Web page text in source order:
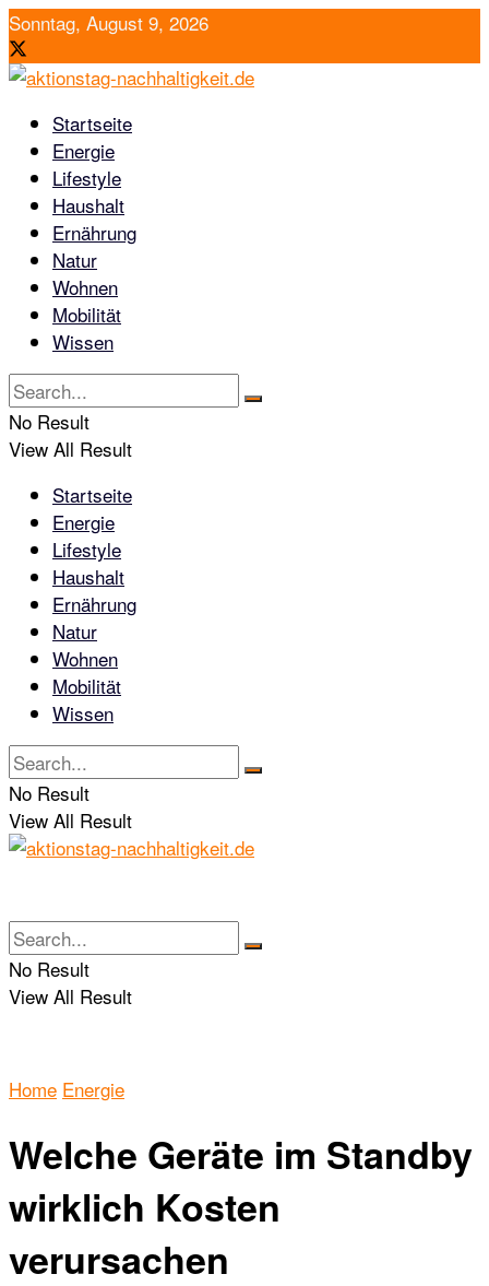
Sonntag, August 9, 2026
Startseite
Energie
Lifestyle
Haushalt
Ernährung
Natur
Wohnen
Mobilität
Wissen
No Result
View All Result
Startseite
Energie
Lifestyle
Haushalt
Ernährung
Natur
Wohnen
Mobilität
Wissen
No Result
View All Result
No Result
View All Result
Home Energie
Welche Geräte im Standby
wirklich Kosten
verursachen